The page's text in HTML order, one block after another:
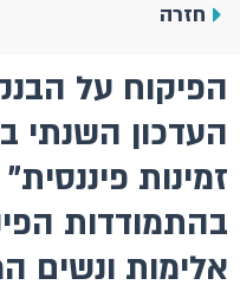
חזרה
הפיקוח על
העדכון השנתי
זמינות
בהתמודדות
אלימות ונשים